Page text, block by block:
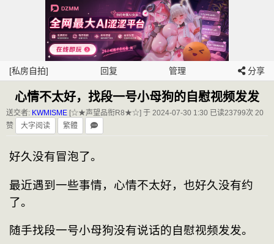
[私房自拍] 回复 管理 分享
心情不太好，找段一号小母狗的自慰视频发发
送交者: KWMISME [☆★声望品衔R8★☆] 于 2024-07-30 1:30 已读23799次 20
赞
大字阅读 繁體
好久没有冒泡了。
最近遇到一些事情，心情不太好，也好久没有约
了。
随手找段一号小母狗没有说话的自慰视频发发。